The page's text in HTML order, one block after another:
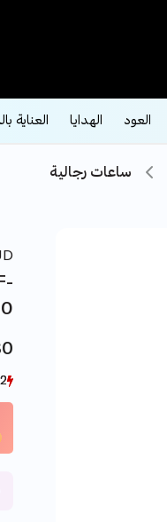
العود الهدايا العناية
ساعات رجالية